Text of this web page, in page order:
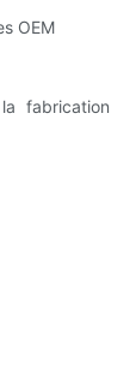
OEM
fabrication